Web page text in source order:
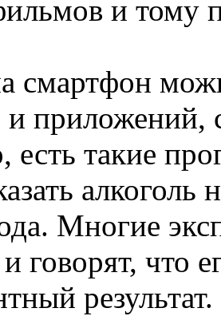
и тому
смартфон
приложений,
есть такие
Многие
говорят, что
результат.